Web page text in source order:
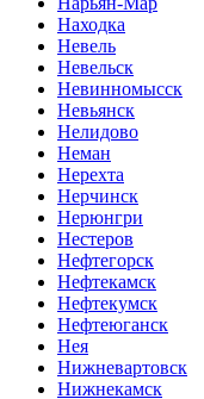
Находка
Невель
Невельск
Невинномысск
Невьянск
Нелидово
Неман
Нерехта
Нерчинск
Нерюнгри
Нестеров
Нефтегорск
Нефтекамск
Нефтекумск
Нефтеюганск
Нея
Нижневартовск
Нижнекамск